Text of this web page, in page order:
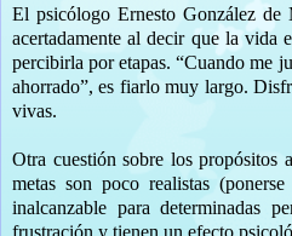
El psicólogo Ernesto González
acertadamente al decir que la vida
percibirla por etapas. “Cuando me
ahorrado”, es fiarlo muy largo.
vivas.
Otra cuestión sobre los propósitos
metas son poco realistas
inalcanzable para determinadas
frustración y tienen un efecto